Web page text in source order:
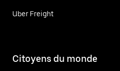
Uber Freight
Citoyens du monde